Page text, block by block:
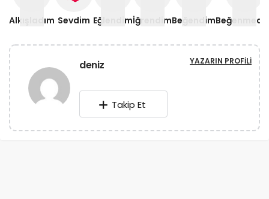
Alkışladım Sevdim EğlendimİğrendimBeğendim
deniz YAZARIN PROFILI
Takip Et